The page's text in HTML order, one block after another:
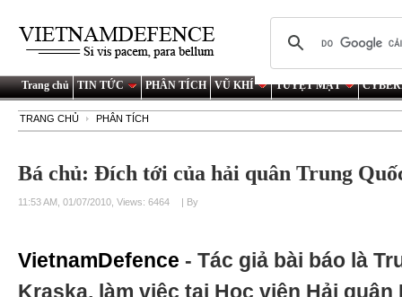
Trang chủ TIN TỨC PHÂN TÍCH VŨ KHÍ TUYỆT MẬT
TRANG CHỦ PHÂN TÍCH
Bá chủ: Đích tới của hải quân Trung
11:53 AM, 01/07/2010, Views: 6464 | By
VietnamDefence - Tác giả bài báo là
Kraska, làm việc tại Học viện Hải quân